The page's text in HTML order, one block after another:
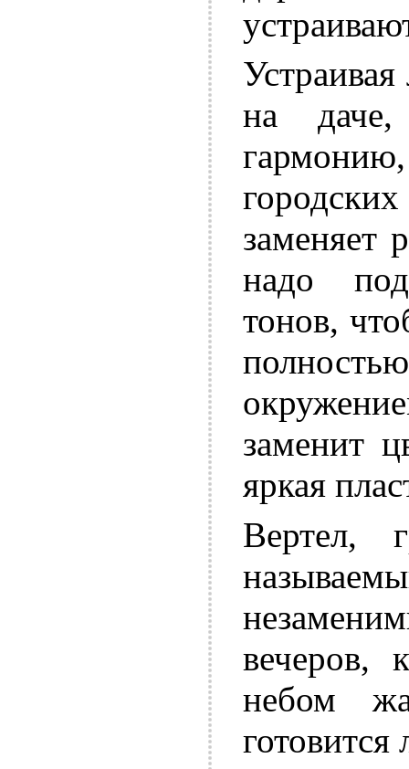
на даче,
заменяет
надо
тонов,
заменит
яркая
Вертел,
вечеров,
небом
готовится